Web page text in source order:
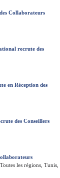
Collaborateurs
recrute des
en Réception des
des Conseillers
les régions, Tunis,